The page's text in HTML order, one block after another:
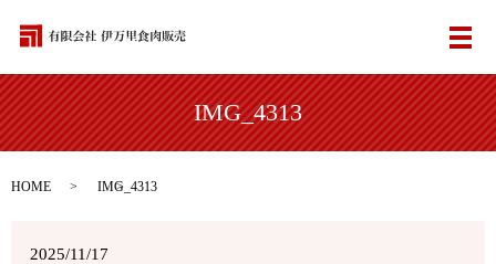
メ
IMG_4313
HOME IMG_4313
2025/11/17